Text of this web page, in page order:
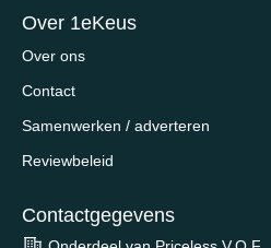
Over 1eKeus
Over ons
Contact
Samenwerken / adverteren
Reviewbeleid
Contactgegevens